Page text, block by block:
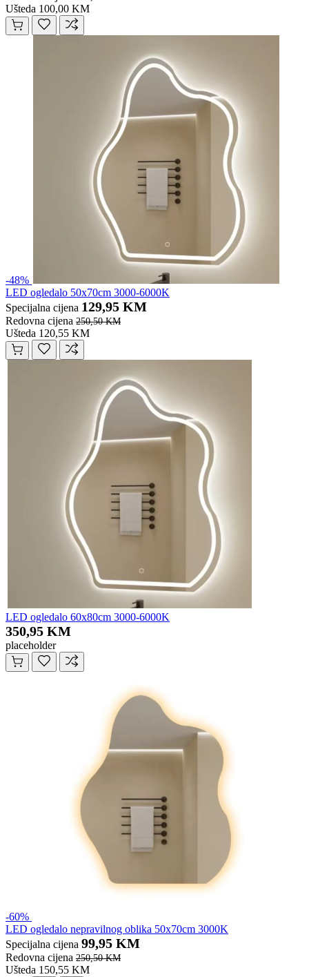
Ušteda 100,00 KM
-48%
LED ogledalo 50x70cm 3000-6000K
Specijalna cijena 129,95 KM
Redovna cijena 250,50 KM
Ušteda 120,55 KM
LED ogledalo 60x80cm 3000-6000K
350,95 KM
placeholder
-60%
LED ogledalo nepravilnog oblika 50x70cm 3000K
Specijalna cijena 99,95 KM
Redovna cijena 250,50 KM
Ušteda 150,55 KM